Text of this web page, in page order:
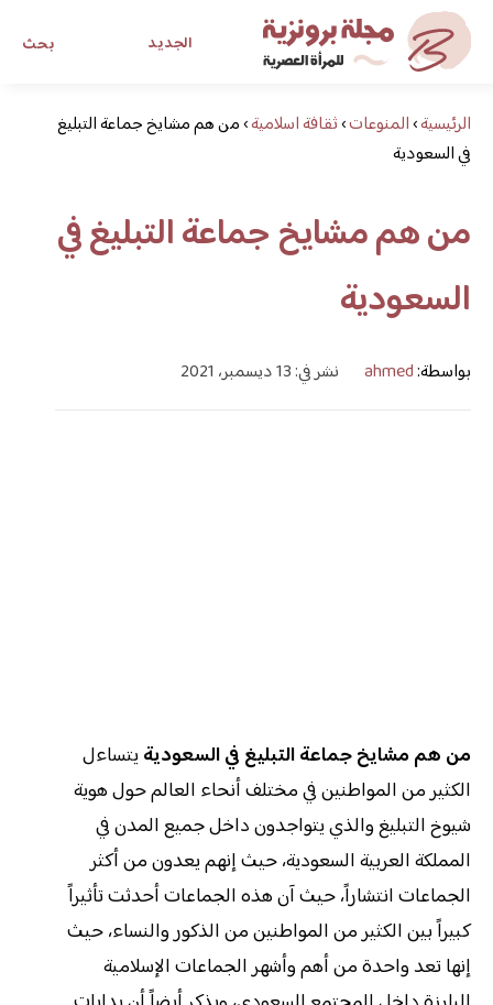
بحث الجديد
مجلة برونزية للفتاة العصريةالرئيسية›المنوعات›ثقافة اسلامية›من هم مشايخ جماعة التبليغ
في السعودية
من هم مشايخ جماعة التبليغ في
السعودية
بواسطة:ahmed نشر في: 13 ديسمبر، 2021
من هم مشايخ جماعة التبليغ في السعودية يتساءل
الكثير من المواطنين في مختلف أنحاء العالم حول هوية
شيوخ التبليغ والذي يتواجدون داخل جميع المدن في
المملكة العربية السعودية، حيث إنهم يعدون من أكثر
الجماعات انتشاراً، حيث آن هذه الجماعات أحدثت تأثيراً
كبيراً بين الكثير من المواطنين من الذكور والنساء، حيث
إنها تعد واحدة من أهم وأشهر الجماعات الإسلامية